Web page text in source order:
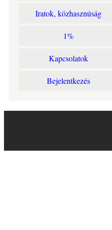
Iratok, közhasznúság
1%
Kapcsolatok
Bejelentkezés